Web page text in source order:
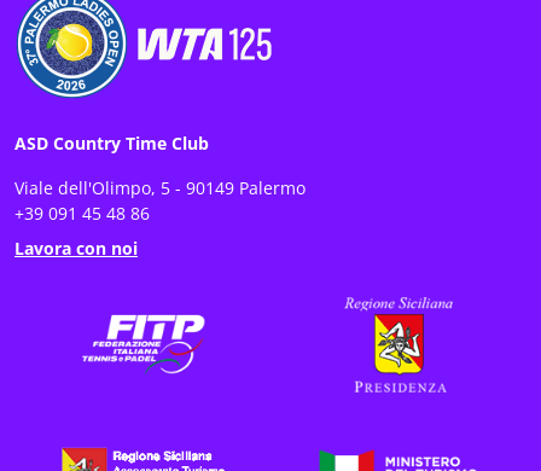
ASD Country Time Club
Viale dell'Olimpo, 5 - 90149 Palermo
+39 091 45 48 86
Lavora con noi